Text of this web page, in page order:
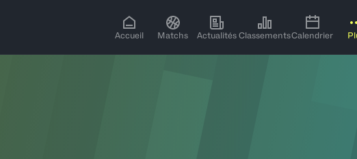
Accueil Matchs Actualités ClassementsCalendrier